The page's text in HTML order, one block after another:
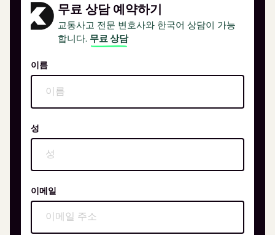
무료 상담 예약하기
교통사고 전문 변호사와 한국어 상담이 가능
합니다. 무료 상담
이름
성
이메일